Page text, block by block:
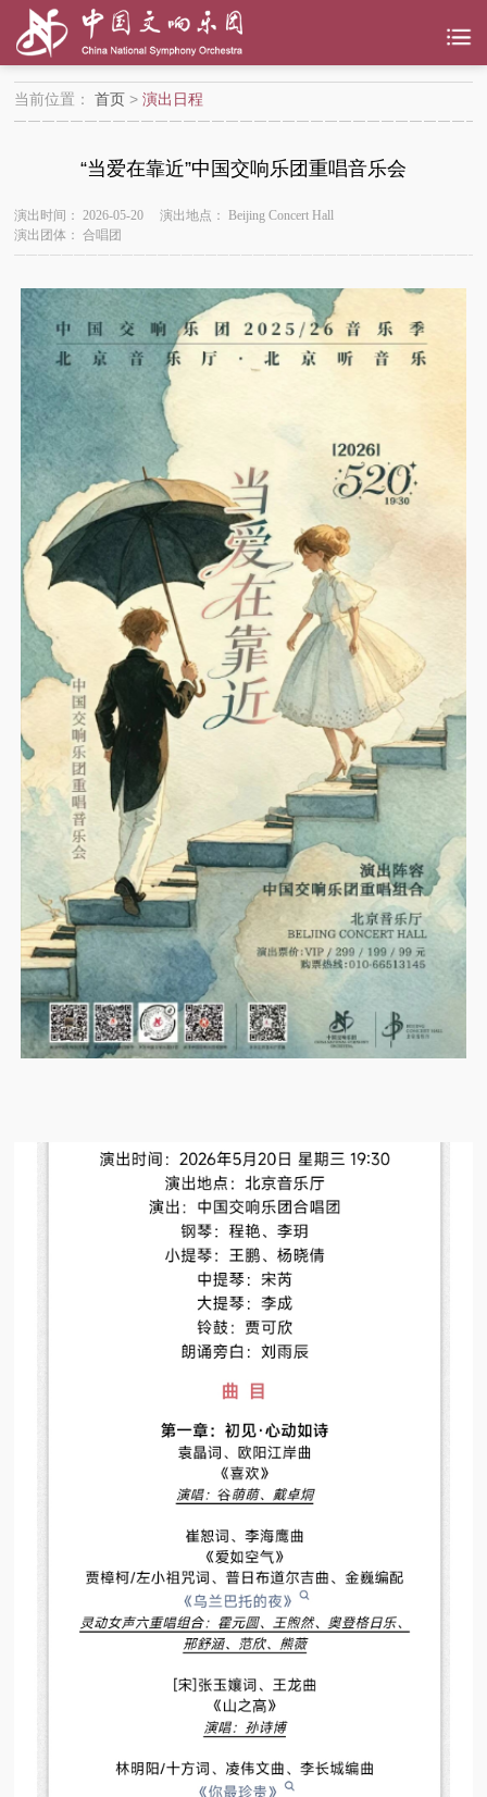
当前位置：首页 >演出日程
“当爱在靠近”中国交响乐团重唱音乐会
演出时间：2026-05-20 演出地点：Beijing Concert Hall
演出团体：合唱团